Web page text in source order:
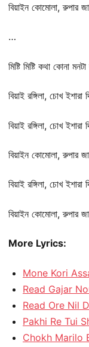
বিয়াইন কোমোলা, রুপার
…
মিষ্টি মিষ্টি কথা কোনা
বিয়াই রঙ্গিলা, চোখ
বিয়াই রঙ্গিলা, চোখ
বিয়াইন কোমোলা, রুপার
বিয়াই রঙ্গিলা, চোখ
বিয়াইন কোমোলা, রুপার
More Lyrics:
Mone Kori
Read Gajar
Read Ore Nil
Pakhi Re Tui
Chokh Marilo